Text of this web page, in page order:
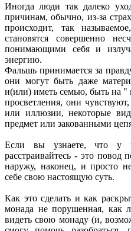
Иногда люди так далеко
причинам, обычно, из-за
происходит, так
становятся совершенно
понимающими себя и
энергию.
Фальшь принимается за
они могут быть даже
и(или) иметь семью, быть на "
просветления, они
или иллюзии, некоторые
предмет или закованными
Если вы узнаете, что у
расстраивайтесь - это повод
наружу, наконец, и просто
себе свою настоящую суть.
Как это сделать и как
монада не порушенная, как
видеть свою монаду (и,